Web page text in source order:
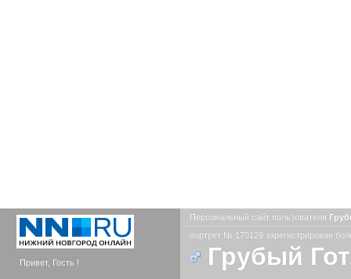
Привет, Гость !
Персональный сайт пользователя
портрет № 170129 зарегистрирован
Грубый